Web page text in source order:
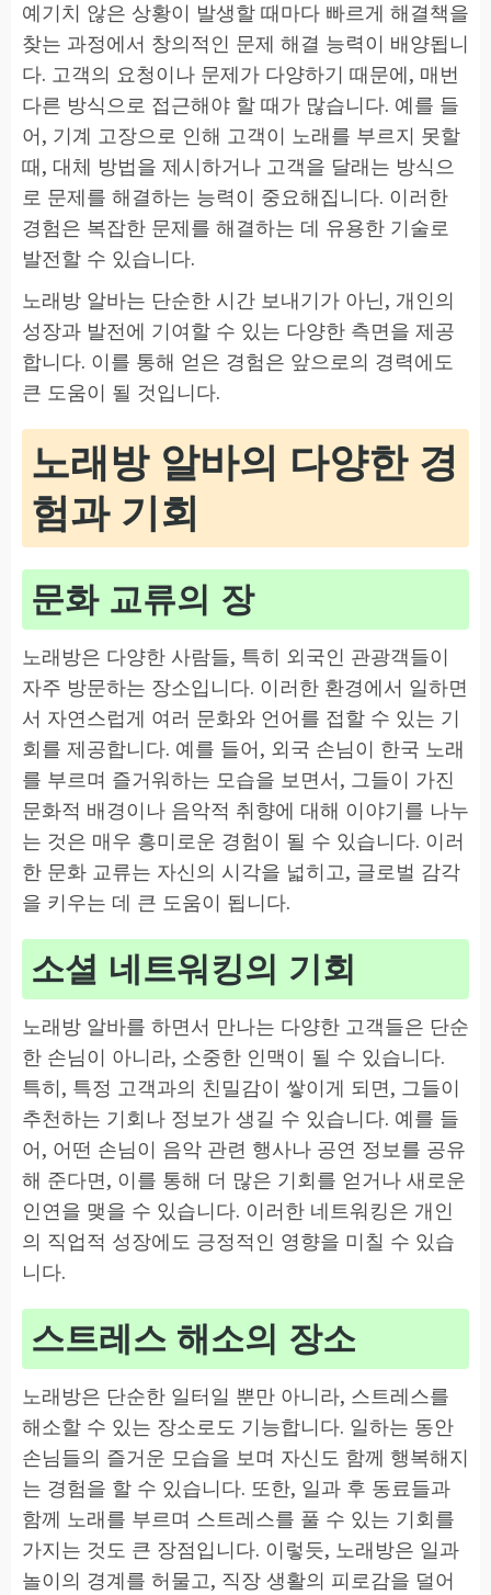
예기치 않은 상황이 발생할 때마다 빠르게 해결책을
찾는 과정에서 창의적인 문제 해결 능력이 배양됩니
다. 고객의 요청이나 문제가 다양하기 때문에, 매번
다른 방식으로 접근해야 할 때가 많습니다. 예를 들
어, 기계 고장으로 인해 고객이 노래를 부르지 못할
때, 대체 방법을 제시하거나 고객을 달래는 방식으
로 문제를 해결하는 능력이 중요해집니다. 이러한
경험은 복잡한 문제를 해결하는 데 유용한 기술로
발전할 수 있습니다.
노래방 알바는 단순한 시간 보내기가 아닌, 개인의
성장과 발전에 기여할 수 있는 다양한 측면을 제공
합니다. 이를 통해 얻은 경험은 앞으로의 경력에도
큰 도움이 될 것입니다.
노래방 알바의 다양한 경
험과 기회
문화 교류의 장
노래방은 다양한 사람들, 특히 외국인 관광객들이
자주 방문하는 장소입니다. 이러한 환경에서 일하면
서 자연스럽게 여러 문화와 언어를 접할 수 있는 기
회를 제공합니다. 예를 들어, 외국 손님이 한국 노래
를 부르며 즐거워하는 모습을 보면서, 그들이 가진
문화적 배경이나 음악적 취향에 대해 이야기를 나누
는 것은 매우 흥미로운 경험이 될 수 있습니다. 이러
한 문화 교류는 자신의 시각을 넓히고, 글로벌 감각
을 키우는 데 큰 도움이 됩니다.
소셜 네트워킹의 기회
노래방 알바를 하면서 만나는 다양한 고객들은 단순
한 손님이 아니라, 소중한 인맥이 될 수 있습니다.
특히, 특정 고객과의 친밀감이 쌓이게 되면, 그들이
추천하는 기회나 정보가 생길 수 있습니다. 예를 들
어, 어떤 손님이 음악 관련 행사나 공연 정보를 공유
해 준다면, 이를 통해 더 많은 기회를 얻거나 새로운
인연을 맺을 수 있습니다. 이러한 네트워킹은 개인
의 직업적 성장에도 긍정적인 영향을 미칠 수 있습
니다.
스트레스 해소의 장소
노래방은 단순한 일터일 뿐만 아니라, 스트레스를
해소할 수 있는 장소로도 기능합니다. 일하는 동안
손님들의 즐거운 모습을 보며 자신도 함께 행복해지
는 경험을 할 수 있습니다. 또한, 일과 후 동료들과
함께 노래를 부르며 스트레스를 풀 수 있는 기회를
가지는 것도 큰 장점입니다. 이렇듯, 노래방은 일과
놀이의 경계를 허물고, 직장 생활의 피로감을 덜어